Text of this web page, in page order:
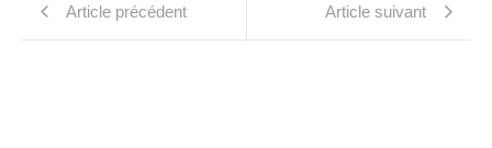
Article précédent Article suivant